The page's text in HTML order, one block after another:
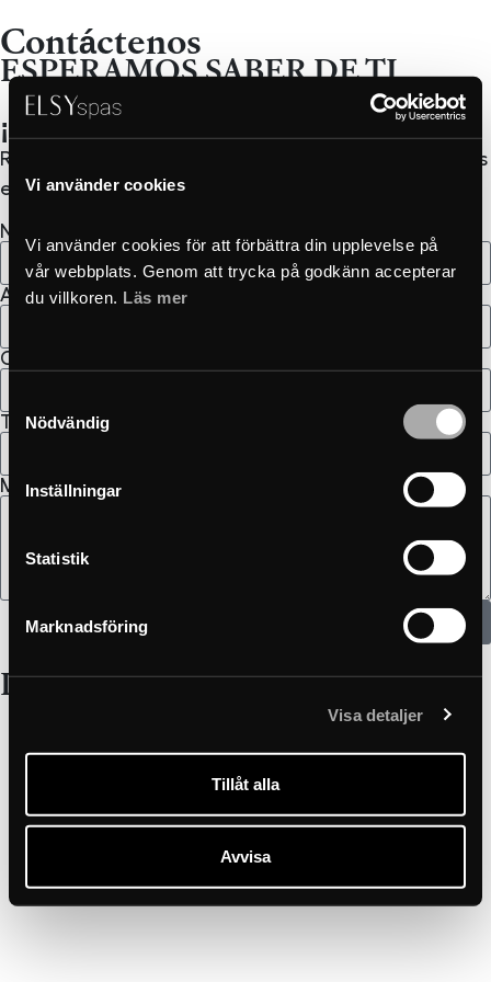
Vi använder cookies
Vi använder cookies för att förbättra din upplevelse på
vår webbplats. Genom att trycka på godkänn accepterar
du villkoren. Läs mer
Nödvändig
Inställningar
Statistik
Marknadsföring
Visa detaljer
Tillåt alla
Avvisa
Contáctenos
ESPERAMOS SABER DE TI
¡Con gusto te contamos más!
Rellena el formulario a continuación y nos pondremos
en contacto contigo lo antes posible.
Nombre
Apellido
Correo electrónico
Teléfono
Mensaje
Enviar
INFORMACIÓN DE CONTACTO
Puedes llamarnos de 8 a 16 en días laborables